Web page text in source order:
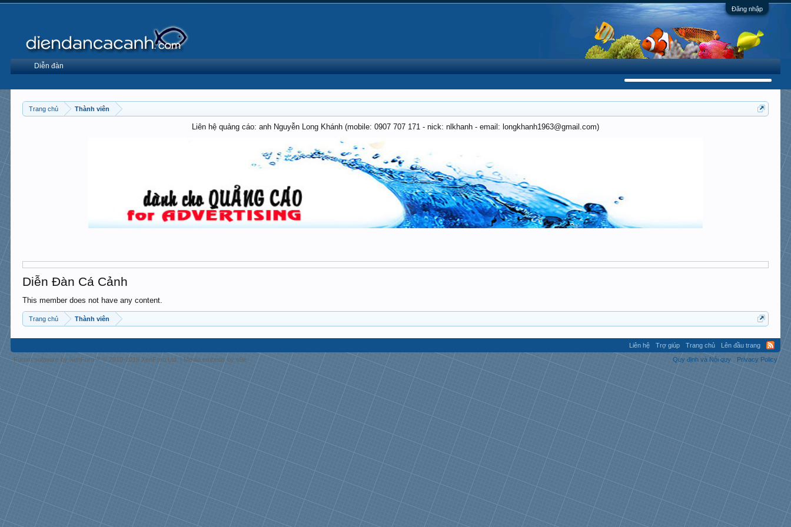
Đăng nhập
Trang chủ Thành viên
Liên hệ quảng cáo: anh Nguyễn Long Khánh (mobile: 0907 707 171 - nick: nlkhanh - email: longkhanh1963@gmail.com)
Diễn Đàn Cá Cảnh
This member does not have any content.
Trang chủ Thành viên
Diễn đàn
Liên hệ Trợ giúp Trang chủ
Lên đầu trang
Quy định và Nội quy
Privacy Policy
Forum software by XenForo™© 2010-2018 XenForo Ltd. | Media embeds by s9e